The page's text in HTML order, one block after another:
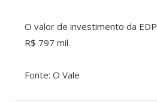
O valor de investimento da
R$ 797 mil.
Fonte: O Vale